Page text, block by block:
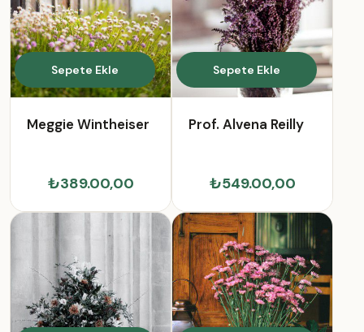
Sepete Ekle
Meggie Wintheiser
₺389.00,00
Sepete Ekle
Prof. Alvena Reilly
₺549.00,00